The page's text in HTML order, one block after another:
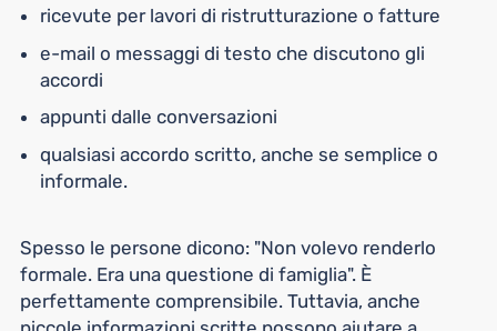
ricevute per lavori di ristrutturazione o fatture
e-mail o messaggi di testo che discutono gli
accordi
appunti dalle conversazioni
qualsiasi accordo scritto, anche se semplice o
informale.
Spesso le persone dicono: "Non volevo renderlo
formale. Era una questione di famiglia". È
perfettamente comprensibile. Tuttavia, anche